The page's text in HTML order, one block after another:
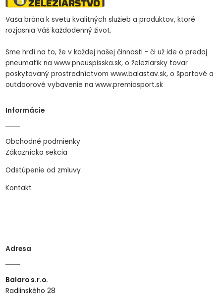
Vaša brána k svetu kvalitných služieb a produktov, ktoré
rozjasnia Váš každodenný život.
Sme hrdí na to, že v každej našej činnosti - či už ide o predaj
pneumatík na www.pneuspisska.sk, o železiarsky tovar
poskytovaný prostredníctvom www.balastav.sk, o športové a
outdoorové vybavenie na www.premiosport.sk
Informácie
Obchodné podmienky
Zákaznícka sekcia
Odstúpenie od zmluvy
Kontakt
Adresa
Balaro s.r.o.
Radlinského 28